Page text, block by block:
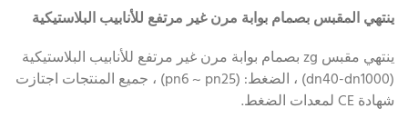
ينتهي المقبس بصمام بوابة مرن غير مرتفع للأنابيب البلاستيكية
ينتهي مقبس zg بصمام بوابة مرن غير مرتفع للأنابيب البلاستيكية
(dn40-dn1000) ، الضغط: (pn6 ~ pn25) ، جميع المنتجات اجتازت
شهادة CE لمعدات الضغط.